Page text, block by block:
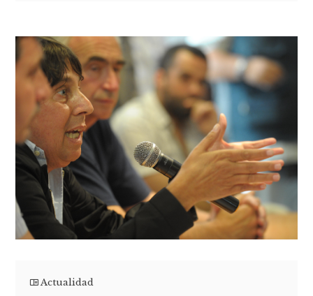
Actualidad